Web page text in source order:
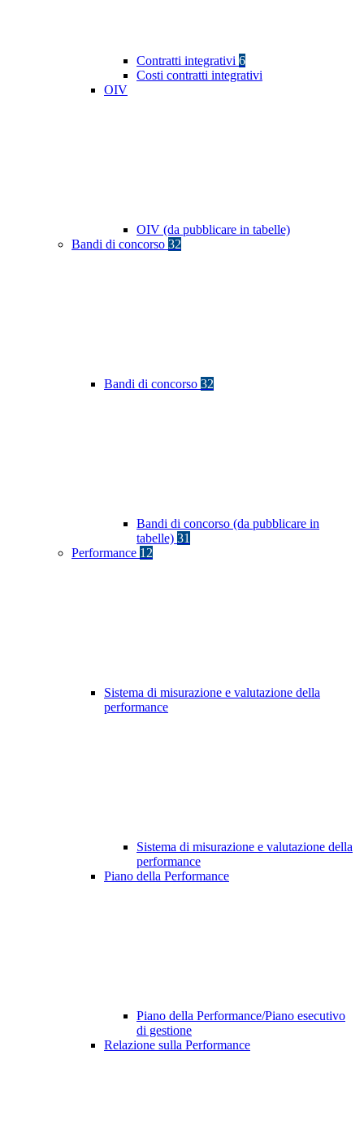
Contratti integrativi 6
Costi contratti integrativi
OIV
OIV (da pubblicare in tabelle)
Bandi di concorso 32
Bandi di concorso 32
Bandi di concorso (da pubblicare in
tabelle) 31
Performance 12
Sistema di misurazione e valutazione della
performance
Sistema di misurazione e valutazione della
performance
Piano della Performance
Piano della Performance/Piano esecutivo
di gestione
Relazione sulla Performance